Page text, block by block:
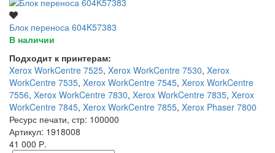
Блок переноса 604K57383
В наличии
Подходит к принтерам:
Xerox WorkCentre 7525, Xerox WorkCentre 7530, Xerox
WorkCentre 7535, Xerox WorkCentre 7545, Xerox WorkCentre
7556, Xerox WorkCentre 7830, Xerox WorkCentre 7835, Xerox
WorkCentre 7845, Xerox WorkCentre 7855, Xerox Phaser 7800
Ресурс печати, стр: 100000
Артикул: 1918008
41 000 Р.